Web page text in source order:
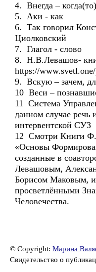
4. Внегда – когда(то)
5. Аки - как
6. Так говорил
Циолковский
7. Глагол - слово
8. Н.В.Левашов-
https://
9. Вскую – зачем,
10 Веси –
11 Система
данном случае речь
интервентской СУЗ
12 Смотри Книги
«Основы
созданные в
Левашовым,
Борисом Маковым,
просветлёнными
Человечества.
© Copyright: Марина
Свидетельство о